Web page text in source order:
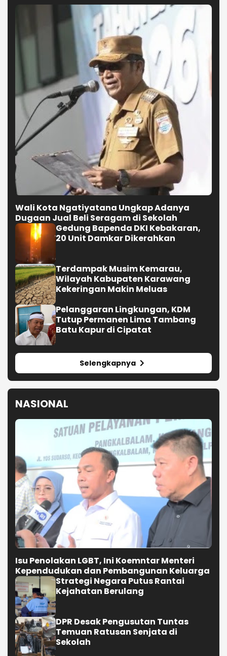
Wali Kota Ngatiyatana Ungkap Adanya
Dugaan Jual Beli Seragam di Sekolah
Gedung Bapenda DKI Kebakaran,
20 Unit Damkar Dikerahkan
Terdampak Musim Kemarau,
Wilayah Kabupaten Karawang
Kekeringan Makin Meluas
Pelanggaran Lingkungan, KDM
Tutup Permanen Lima Tambang
Batu Kapur di Cipatat
Selengkapnya
NASIONAL
Isu Penolakan LGBT, Ini Koemntar Menteri
Kependudukan dan Pembangunan Keluarga
Strategi Negara Putus Rantai
Kejahatan Berulang
DPR Desak Pengusutan Tuntas
Temuan Ratusan Senjata di
Sekolah